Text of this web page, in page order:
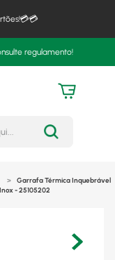
regulamento!
produtos
Garrafa Térmica Inquebrável
- 25105202